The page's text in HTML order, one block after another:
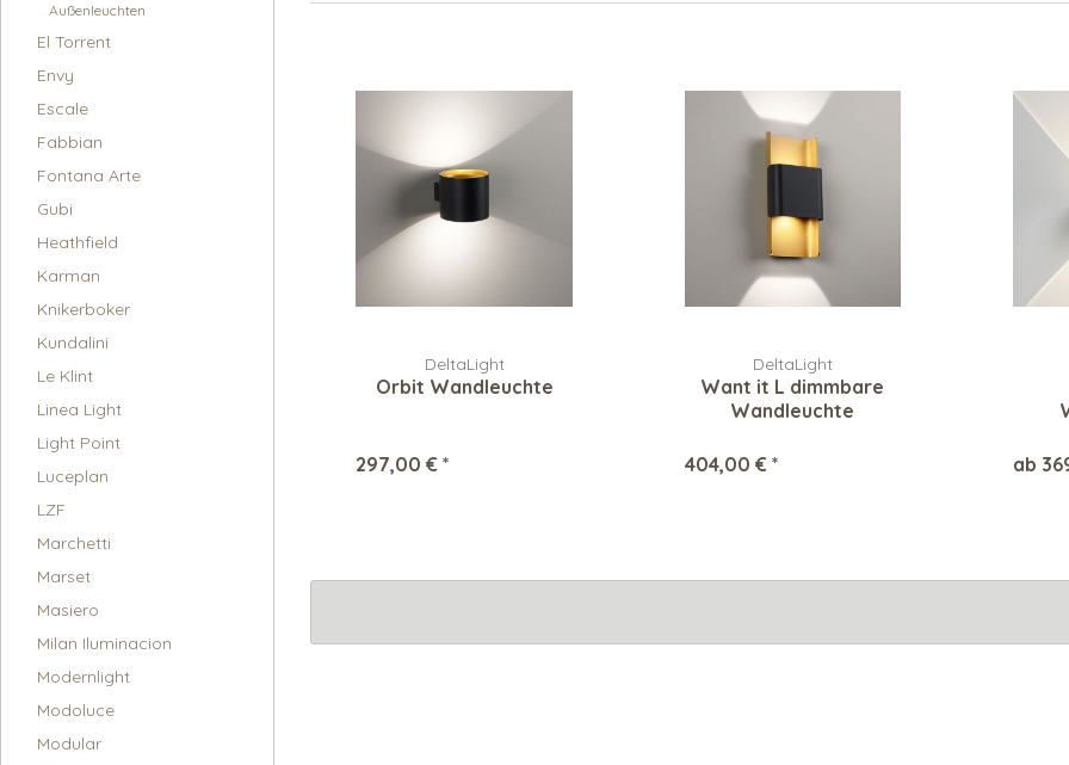
Außenleuchten
El Torrent
Envy
Escale
Fabbian
Fontana Arte
Gubi
Heathfield
Karman
Knikerboker
Kundalini
Le Klint
Linea Light
Light Point
Luceplan
LZF
Marchetti
Marset
Masiero
Milan Iluminacion
Modernlight
Modoluce
Modular
DeltaLight
Orbit Wandleuchte
297,00 € *
DeltaLight
Want it L dimmbare
Wandleuchte
404,00 € * ab